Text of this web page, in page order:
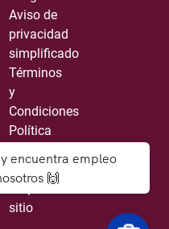
Aviso de
privacidad
simplificado
Términos
y
Condiciones
Política
seguridad
Mapa de
sitio
encuentra empleo
🙌